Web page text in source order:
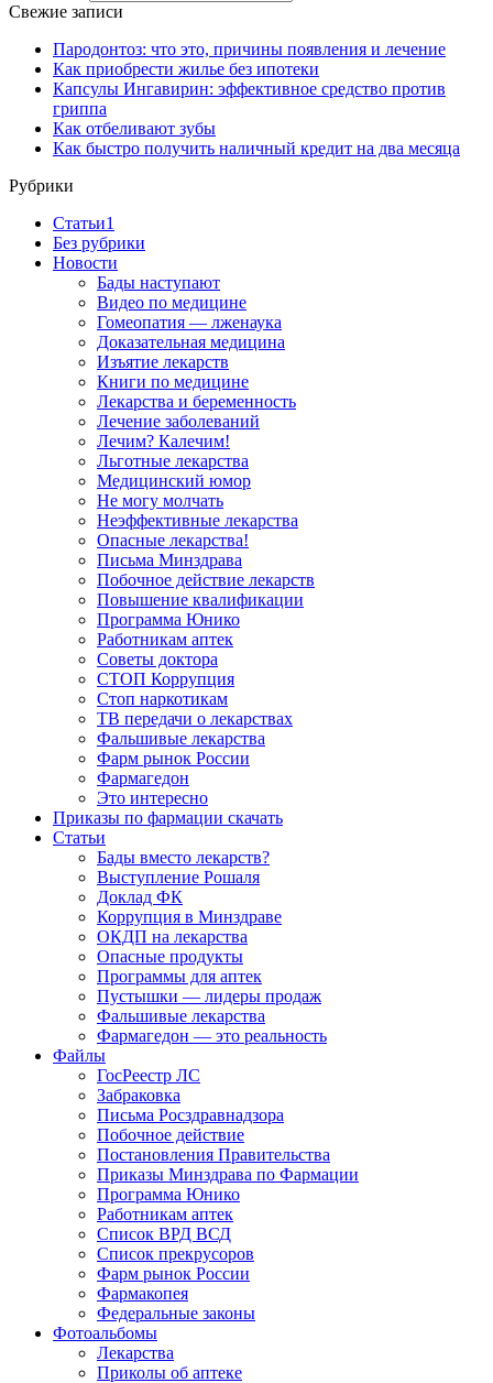
Свежие записи
Пародонтоз: что это, причины появления и лечение
Как приобрести жилье без ипотеки
Капсулы Ингавирин: эффективное средство против
гриппа
Как отбеливают зубы
Как быстро получить наличный кредит на два месяца
Рубрики
Cтатьи1
Без рубрики
Новости
Бады наступают
Видео по медицине
Гомеопатия — лженаука
Доказательная медицина
Изъятие лекарств
Книги по медицине
Лекарства и беременность
Лечение заболеваний
Лечим? Калечим!
Льготные лекарства
Медицинский юмор
Не могу молчать
Неэффективные лекарства
Опасные лекарства!
Письма Минздрава
Побочное действие лекарств
Повышение квалификации
Программа Юнико
Работникам аптек
Советы доктора
СТОП Коррупция
Стоп наркотикам
ТВ передачи о лекарствах
Фальшивые лекарства
Фарм рынок России
Фармагедон
Это интересно
Приказы по фармации скачать
Статьи
Бады вместо лекарств?
Выступление Рошаля
Доклад ФК
Коррупция в Минздраве
ОКДП на лекарства
Опасные продукты
Программы для аптек
Пустышки — лидеры продаж
Фальшивые лекарства
Фармагедон — это реальность
Файлы
ГосРеестр ЛС
Забраковка
Письма Росздравнадзора
Побочное действие
Постановления Правительства
Приказы Минздрава по Фармации
Программа Юнико
Работникам аптек
Список ВРД ВСД
Список прекрусоров
Фарм рынок России
Фармакопея
Федеральные законы
Фотоальбомы
Лекарства
Приколы об аптеке